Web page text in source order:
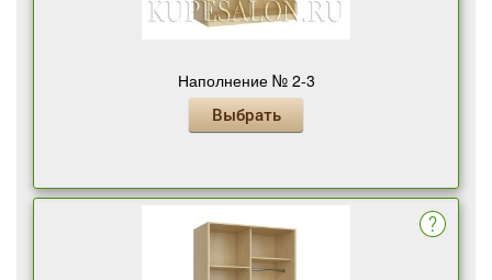
Наполнение № 2-3
Выбрать